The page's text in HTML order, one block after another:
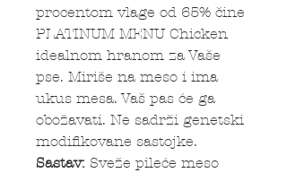
procentom vlage od 65% čine
PLATINUM MENU Chicken
idealnom hranom za Vaše
pse. Miriše na meso i ima
ukus mesa. Vaš pas će ga
obožavati. Ne sadrži genetski
modifikovane sastojke.
Sastav: Sveže pileće meso